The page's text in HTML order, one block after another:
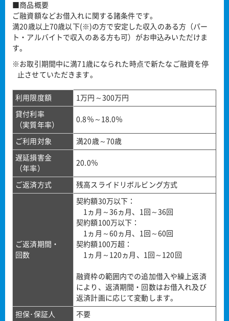
■商品概要
ご融資額などお借入れに関する諸条件です。
満20歳以上70歳以下(※)の方で安定した収入のある方（パー
ト・アルバイトで収入のある方も可）がお申込みいただけま
す。
※お取引期間中に満71歳になられた時点で新たなご融資を停
止させていただきます。
利用限度額 1万円～300万円
貸付利率
（実質年率）
0.8％～18.0％
ご利用対象 満20歳～70歳
遅延損害金
（年率）
20.0％
ご返済方式 残高スライドリボルビング方式
ご返済期間・
回数
契約額30万以下：
1ヵ月～36ヵ月、1回～36回
契約額100万以下：
1ヵ月～60ヵ月、1回～60回
契約額100万超：
1ヵ月～120ヵ月、1回～120回
融資枠の範囲内での追加借入や繰上返済
により、返済期間・回数はお借入れ及び
返済計画に応じて変動します。
担保･保証人 不要